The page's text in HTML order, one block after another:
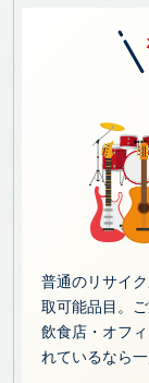
普通のリサイ
取可能品目。
飲食店・オフ
れているなら